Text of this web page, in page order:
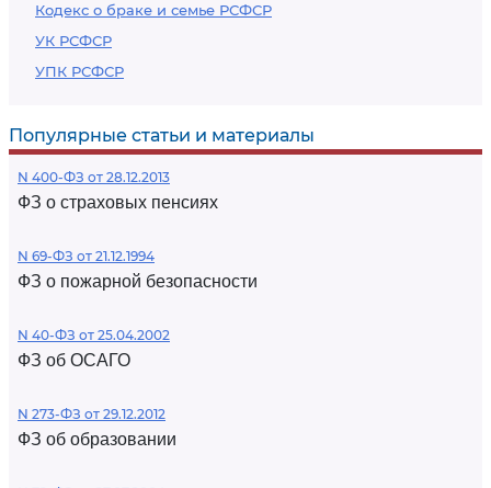
Кодекс о браке и семье РСФСР
УК РСФСР
УПК РСФСР
Популярные статьи и материалы
N 400-ФЗ от 28.12.2013
ФЗ о страховых пенсиях
N 69-ФЗ от 21.12.1994
ФЗ о пожарной безопасности
N 40-ФЗ от 25.04.2002
ФЗ об ОСАГО
N 273-ФЗ от 29.12.2012
ФЗ об образовании